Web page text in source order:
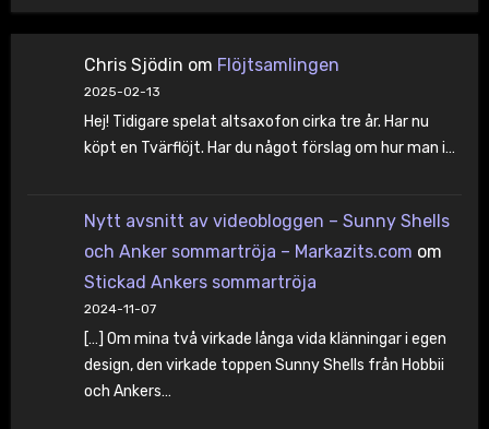
Chris Sjödin om Flöjtsamlingen
2025-02-13
Hej! Tidigare spelat altsaxofon cirka tre år. Har nu
köpt en Tvärflöjt. Har du något förslag om hur man i…
Nytt avsnitt av videobloggen – Sunny Shells
och Anker sommartröja – Markazits.com om
Stickad Ankers sommartröja
2024-11-07
[…] Om mina två virkade långa vida klänningar i egen
design, den virkade toppen Sunny Shells från Hobbii
och Ankers…